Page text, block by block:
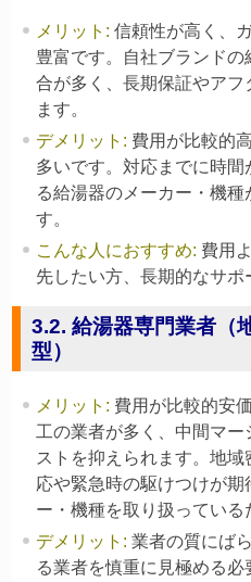
メリット : 信頼性が高く、
豊富です。自社ブランド
合が多く、長期保証やア
ます。
デメリット : 費用が比較的
多いです。対応までに時
る給湯器のメーカー・機種
す。
こんな人におすすめ: 費用
先したい方、長期的なサポ
3.2. 給湯器専門業者（
型）
メリット : 費用が比較的安
工の業者が多く、中間マ
ストを抑えられます。地
応や緊急時の駆けつけが
ー・機種を取り扱っている
デメリット : 業者の質にば
る業者を慎重に見極める